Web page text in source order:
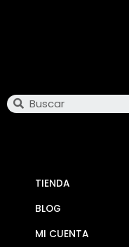
TIENDA
BLOG
MI CUENTA